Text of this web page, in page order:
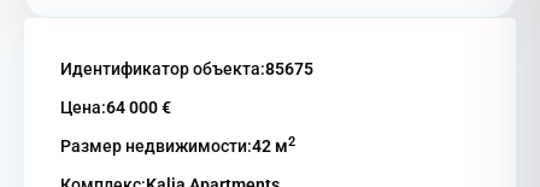
Идентификатор объекта:85675
Цена:64 000 €
Размер недвижимости:42 м2